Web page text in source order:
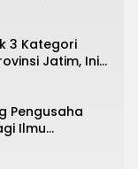
Pribadi
3 Kategori
Jatim, Ini
Pengusaha
Ilmu
UMKM